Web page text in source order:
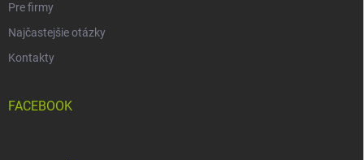
Pre firmy
Najčastejšie otázky
Kontakty
FACEBOOK